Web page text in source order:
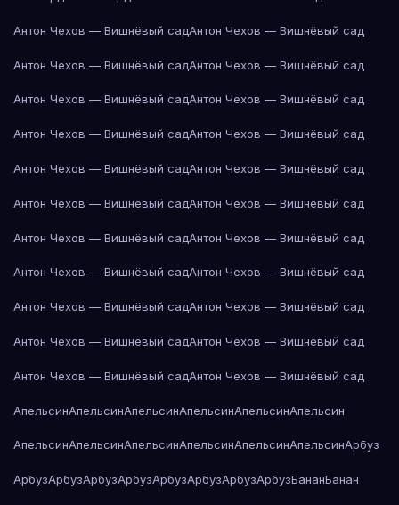
Антон Чехов — Вишнёвый садАнтон Чехов — Вишнёвый сад
Антон Чехов — Вишнёвый садАнтон Чехов — Вишнёвый сад
Антон Чехов — Вишнёвый садАнтон Чехов — Вишнёвый сад
Антон Чехов — Вишнёвый садАнтон Чехов — Вишнёвый сад
Антон Чехов — Вишнёвый садАнтон Чехов — Вишнёвый сад
Антон Чехов — Вишнёвый садАнтон Чехов — Вишнёвый сад
Антон Чехов — Вишнёвый садАнтон Чехов — Вишнёвый сад
Антон Чехов — Вишнёвый садАнтон Чехов — Вишнёвый сад
Антон Чехов — Вишнёвый садАнтон Чехов — Вишнёвый сад
Антон Чехов — Вишнёвый садАнтон Чехов — Вишнёвый сад
Антон Чехов — Вишнёвый садАнтон Чехов — Вишнёвый сад
АпельсинАпельсинАпельсинАпельсинАпельсинАпельсин
АпельсинАпельсинАпельсинАпельсинАпельсинАпельсинАрбуз
АрбузАрбузАрбузАрбузАрбузАрбузАрбузАрбузБананБанан